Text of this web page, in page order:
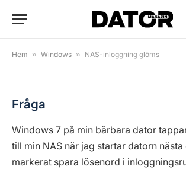
Hem » Windows » NAS-inloggning glöms
Anders Reuterswärd
5 februari, 2018
Fråga
Windows 7 på min bärbara dator
till min NAS när jag startar datorn
markerat spara lösenord i